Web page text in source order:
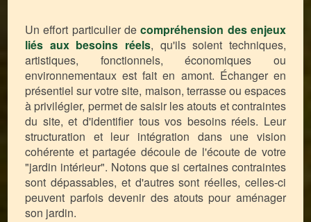
Un effort particulier decompréhension des enjeux
liés aux besoins réels, qu'ils soient techniques,
artistiques, fonctionnels, économiques ou
environnementaux est fait en amont. Échanger en
présentiel sur votre site, maison, terrasse ou espaces
à privilégier, permet de saisir les atouts et contraintes
du site, et d'identifier tous vos besoins réels. Leur
structuration et leur intégration dans une vision
cohérente et partagée découle de l'écoute de votre
"jardin intérieur". Notons que si certaines contraintes
sont dépassables, et d'autres sont réelles, celles-ci
peuvent parfois devenir des atouts pour aménager
son jardin.